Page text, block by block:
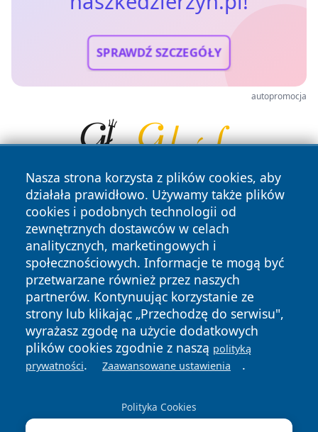
SPRAWDŹ SZCZEGÓŁY
autopromocja
Nasza strona korzysta z plików cookies, aby
działała prawidłowo. Używamy także plików
cookies i podobnych technologii od
zewnętrznych dostawców w celach
analitycznych, marketingowych i
społecznościowych. Informacje te mogą być
przetwarzane również przez naszych
partnerów. Kontynuując korzystanie ze
strony lub klikając „Przechodzę do serwisu",
wyrażasz zgodę na użycie dodatkowych
plików cookies zgodnie z naszą polityką
prywatności. Zaawansowane ustawienia .
Polityka Cookies
Copyright © 2026 naszkedzierzyn.pl Wszystkie prawa
zastrzeżone.
News Autorzy
Polityka
Prywatności
Polityka
Cookies